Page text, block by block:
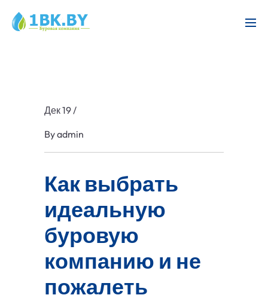
Дек 19/
Byadmin
Как выбрать
идеальную
буровую
компанию и не
пожалеть